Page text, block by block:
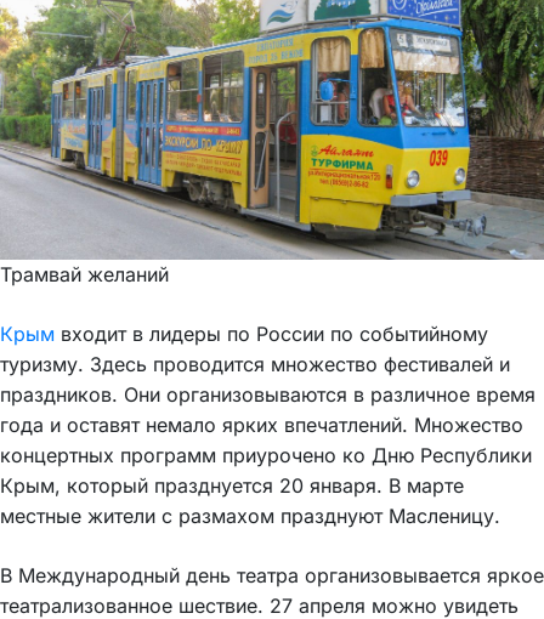
Трамвай желаний
Крым входит в лидеры по России по событийному
туризму. Здесь проводится множество фестивалей и
праздников. Они организовываются в различное время
года и оставят немало ярких впечатлений. Множество
концертных программ приурочено ко Дню Республики
Крым, который празднуется 20 января. В марте
местные жители с размахом празднуют Масленицу.
В Международный день театра организовывается яркое
театрализованное шествие. 27 апреля можно увидеть